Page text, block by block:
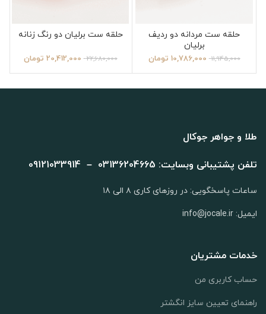
حلقه ست مردانه دو ردیف
برلیان
11,945,000
10,786,000 تومان
حلقه ست برلیان دو رنگ زنانه
22,680,000
20,412,000 تومان
طلا و جواهر جوکال
تلفن پشتیبانی وبسایت: 03136204665 – 09121033914
ساعات پاسخگویی: در روزهای کاری ۸ الی ۱۸
ایمیل: info@jocale.ir
خدمات مشتریان
حساب کاربری من
راهنمای تعیین سایز انگشتر